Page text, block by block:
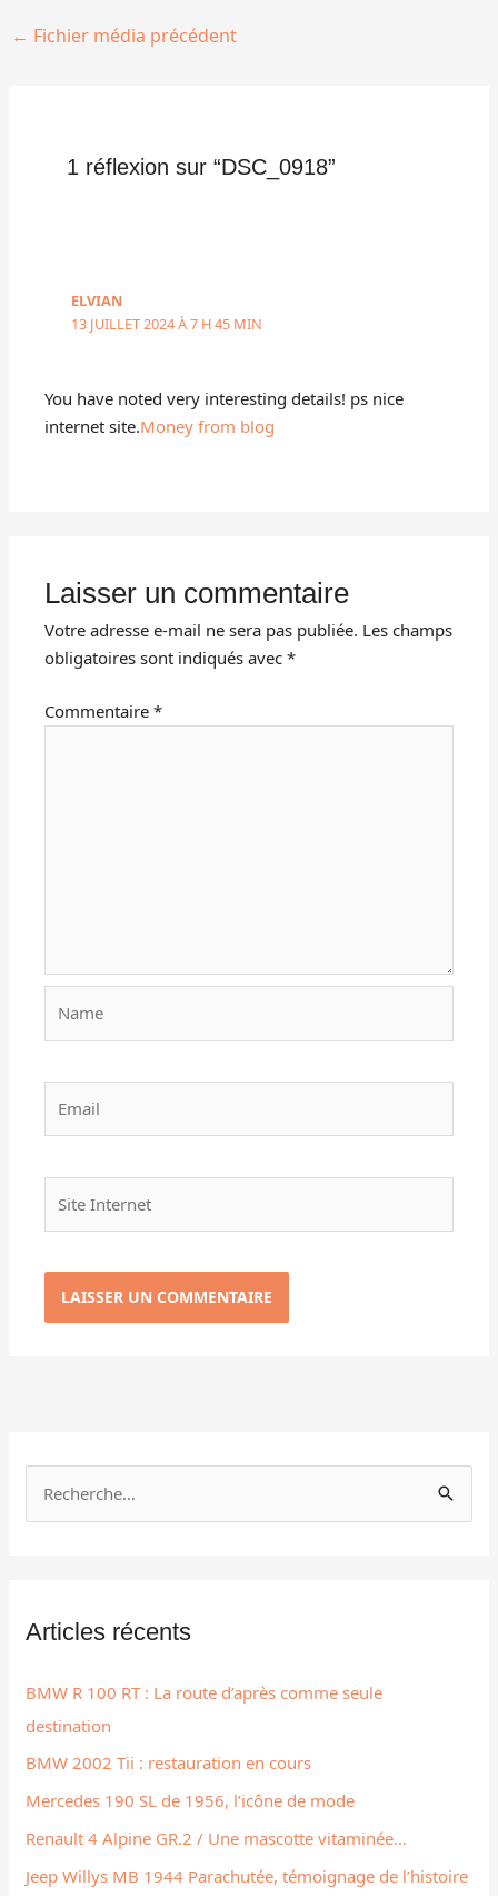
← Fichier média précédent
1 réflexion sur “DSC_0918”
ELVIAN
13 JUILLET 2024 À 7 H 45 MIN
You have noted very interesting details! ps nice
internet site.Money from blog
Laisser un commentaire
Votre adresse e-mail ne sera pas publiée. Les champs
obligatoires sont indiqués avec*
Commentaire*
Internet
e
c
h
e
r
Articles récents
BMW R 100 RT : La route d’après comme seule
destination
BMW 2002 Tii : restauration en cours
Mercedes 190 SL de 1956, l’icône de mode
Renault 4 Alpine GR.2 / Une mascotte vitaminée…
Jeep Willys MB 1944 Parachutée, témoignage de l’histoire